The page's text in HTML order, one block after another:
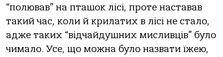
“полював” на пташок лісі, проте наставав
такий час, коли й крилатих в лісі не стало,
адже таких “відчайдушних мисливців” було
чимало. Усе, що можна було назвати їжею,